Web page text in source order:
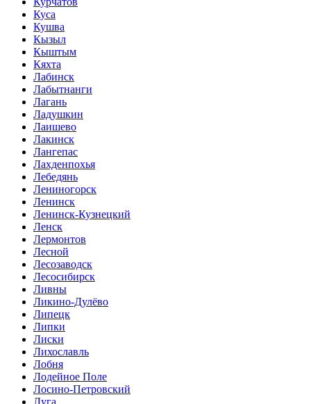
Куса
Кушва
Кызыл
Кыштым
Кяхта
Лабинск
Лабытнанги
Лагань
Ладушкин
Лаишево
Лакинск
Лангепас
Лахденпохья
Лебедянь
Лениногорск
Ленинск
Ленинск-Кузнецкий
Ленск
Лермонтов
Лесной
Лесозаводск
Лесосибирск
Ливны
Ликино-Дулёво
Липецк
Липки
Лиски
Лихославль
Лобня
Лодейное Поле
Лосино-Петровский
Луга